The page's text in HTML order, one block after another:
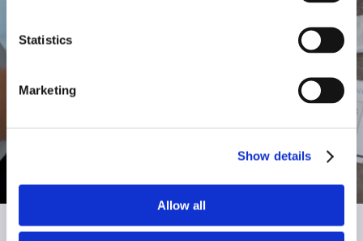
Statistics
Marketing
Show details
Allow all